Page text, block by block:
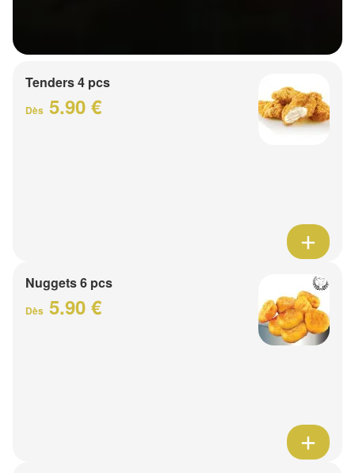
Tenders 4 pcs
Dès 5.90 €
Nuggets 6 pcs
Dès 5.90 €